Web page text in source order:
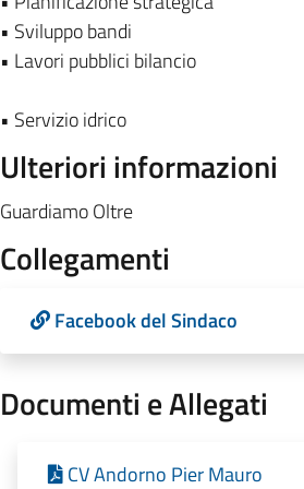
• Sviluppo bandi
• Lavori pubblici bilancio
• Servizio idrico
Ulteriori informazioni
Guardiamo Oltre
Collegamenti
Facebook del Sindaco
Documenti e Allegati
CV Andorno Pier Mauro